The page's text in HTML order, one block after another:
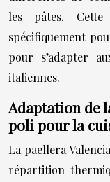
les pâtes. Cette
spécifiquement
pour s’adapter
italiennes.
Adaptation de
poli pour la
La paellera
répartition